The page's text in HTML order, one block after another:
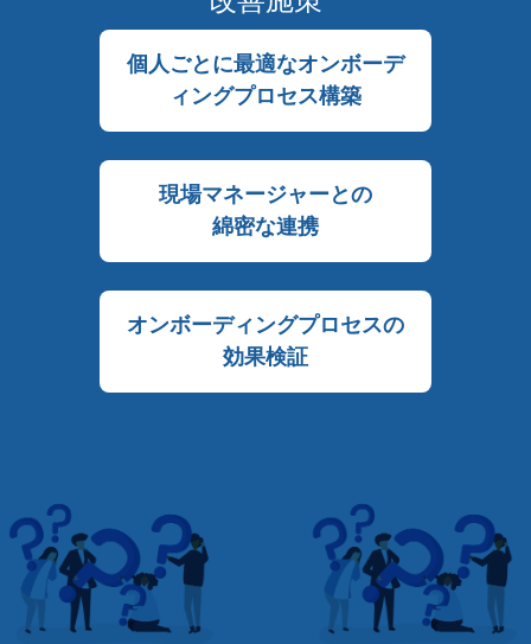
個人ごとに最適なオンボーデ
ィングプロセス構築
現場マネージャーとの
綿密な連携
オンボーディングプロセスの
効果検証